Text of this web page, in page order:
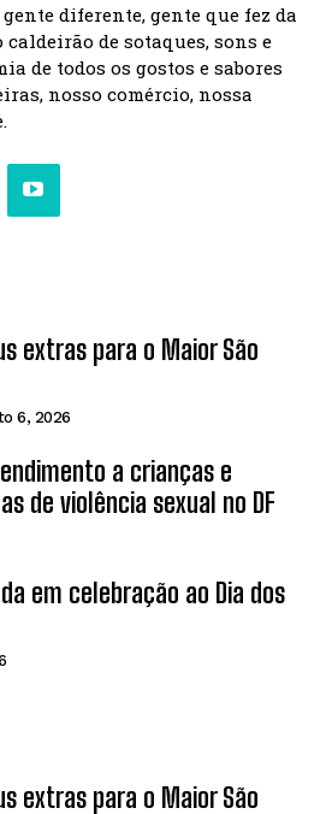
diferente, gente que fez da
de sotaques, sons e
de todos os gostos e sabores
nosso comércio, nossa
extras para o Maior São
6, 2026
a crianças e
de violência sexual no DF
em celebração ao Dia dos
extras para o Maior São